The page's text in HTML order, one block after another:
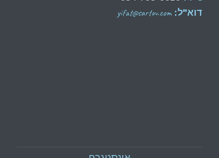
דוא"ל:yifat@sartov.com